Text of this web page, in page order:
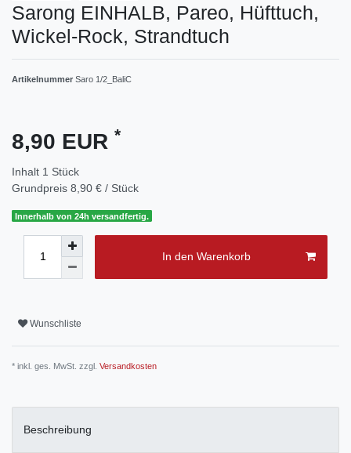
Sarong EINHALB, Pareo, Hüfttuch,
Wickel-Rock, Strandtuch
Artikelnummer Saro 1/2_BaliC
8,90 EUR *
Inhalt 1 Stück
Grundpreis 8,90 € / Stück
Innerhalb von 24h versandfertig.
In den Warenkorb
Wunschliste
* inkl. ges. MwSt. zzgl. Versandkosten
Beschreibung